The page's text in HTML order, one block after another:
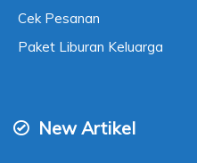
Cek Pesanan
Paket Liburan Keluarga
New Artikel